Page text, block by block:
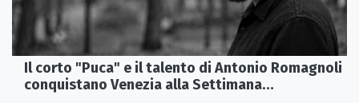
Il corto "Puca" e il talento di Antonio Romagnoli
conquistano Venezia alla Settimana